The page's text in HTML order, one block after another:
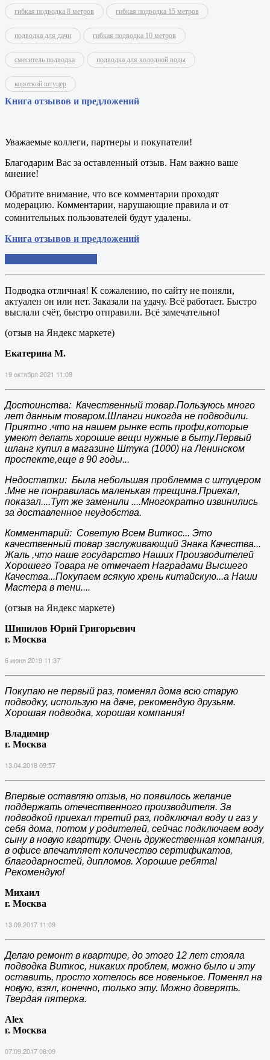
гибкая подводка 8 метров гибкая подводка 15 метров
подводка для дачи гибкая подводка 10 метров
смеситель подводка подводка для холодной воды
короткий штуцер
Книга отзывов и предложений
Уважаемые коллеги, партнеры и покупатели!
Благодарим Вас за оставленный отзыв. Нам важно ваше
мнение!
Обратите внимание, что все комментарии проходят
модерацию. Комментарии, нарушающие правила и от
сомнительных пользователей будут удалены.
Книга отзывов и предложений
Подводка отличная! К сожалению, по сайту не поняли,
актуален он или нет. Заказали на удачу. Всё работает. Быстро
выслали счёт, быстро отправили. Всё замечательно!
(отзыв на Яндекс маркете)
Екатерина М.
19 октября 2021 11:09
Достоинства: Качественный товар.Пользуюсь много
лет данным товаром.Шланги никогда не подводили.
Приятно .что на нашем рынке есть профи,которые
умеют делать хорошие вещи нужные в быту.Первый
шланг купил в магазине Штука (1000) на Ленинском
проспекте,еще в 90 годы...
Недостатки: Была небольшая проблемма с штуцером
.Мне не понравилась маленькая трещина.Приехал,
показал....Тут же заменили ....Многократно извинились
за доставленное неудобства.
Комментарий: Советую Всем Виткос... Это
качественный товар заслуживающий Знака Качества...
Жаль ,что наше государство Наших Производителей
Хорошего Товара не отмечает Наградами Высшего
Качества...Покупаем всякую хрень китайскую...а Наши
Мастера в тени....
(отзыв на Яндекс маркете)
Шипилов Юрий Григорьевич
г. Москва
6 июня 2019 11:37
Покупаю не первый раз, поменял дома всю старую
подводку, использую на даче, рекомендую друзьям.
Хорошая подводка, хорошая компания!
Владимир
г. Москва
13.04.2018 09:57
Впервые оставляю отзыв, но появилось желание
поддержать отечественного производителя. За
подводкой приехал третий раз, подключал воду и газ у
себя дома, потом у родителей, сейчас подключаем воду
сыну в новую квартиру. Очень дружественная компания,
в офисе впечатляет количество сертификатов,
благодарностей, дипломов. Хорошие ребята!
Рекомендую!
Михаил
г. Москва
13.09.2017 11:09
Делаю ремонт в квартире, до этого 12 лет стояла
подводка Виткос, никаких проблем, можно было и эту
оставить, просто хотелось все новенькое. Поменял на
новую, взял, конечно, только эту. Можно доверять.
Твердая пятерка.
Alex
г. Москва
07.09.2017 08:09